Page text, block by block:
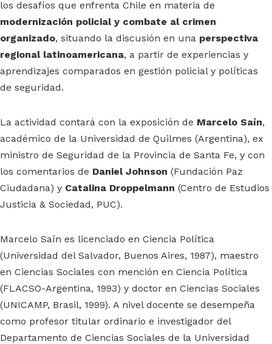
los desafíos que enfrenta Chile en materia de
modernización policial y combate al crimen
organizado, situando la discusión en una perspectiva
regional latinoamericana, a partir de experiencias y
aprendizajes comparados en gestión policial y políticas
de seguridad.
La actividad contará con la exposición de Marcelo Saín,
académico de la Universidad de Quilmes (Argentina), ex
ministro de Seguridad de la Provincia de Santa Fe, y con
los comentarios de Daniel Johnson (Fundación Paz
Ciudadana) y Catalina Droppelmann (Centro de Estudios
Justicia & Sociedad, PUC).
Marcelo Saín es licenciado en Ciencia Política
(Universidad del Salvador, Buenos Aires, 1987), maestro
en Ciencias Sociales con mención en Ciencia Política
(FLACSO-Argentina, 1993) y doctor en Ciencias Sociales
(UNICAMP, Brasil, 1999). A nivel docente se desempeña
como profesor titular ordinario e investigador del
Departamento de Ciencias Sociales de la Universidad